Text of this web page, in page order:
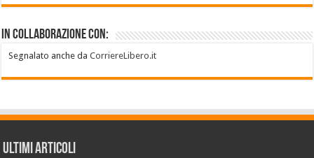
In collaborazione con:
Segnalato anche daCorriereLibero.it
Ultimi Articoli